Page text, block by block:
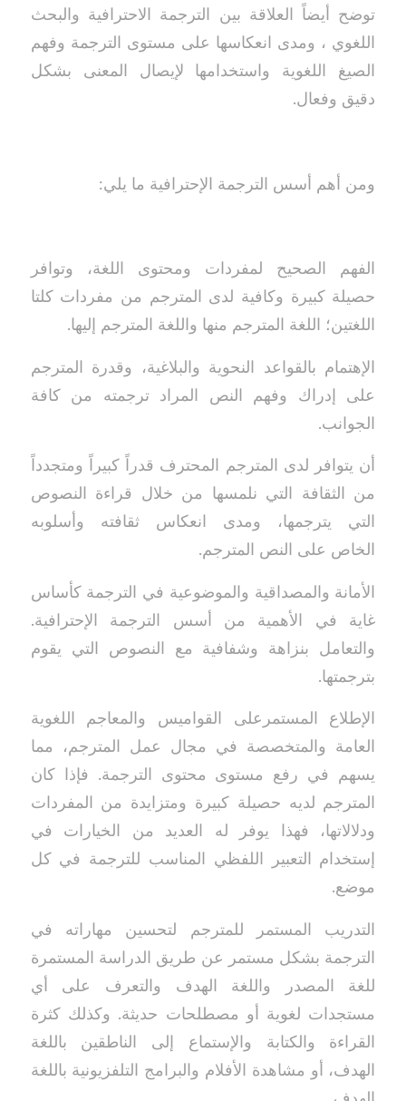
توضح أيضاً العلاقة بين الترجمة الاحترافية والبحث
اللغوي ، ومدى انعكاسها على مستوى الترجمة وفهم
الصيغ اللغوية واستخدامها لإيصال المعنى بشكل
دقيق وفعال.
ومن أهم أسس الترجمة الإحترافية ما يلي:
الفهم الصحيح لمفردات ومحتوى اللغة، وتوافر
حصيلة كبيرة وكافية لدى المترجم من مفردات كلتا
اللغتين؛ اللغة المترجم منها واللغة المترجم إليها.
الإهتمام بالقواعد النحوية والبلاغية، وقدرة المترجم
على إدراك وفهم النص المراد ترجمته من كافة
الجوانب.
أن يتوافر لدى المترجم المحترف قدراً كبيراً ومتجدداً
من الثقافة التي نلمسها من خلال قراءة النصوص
التي يترجمها، ومدى انعكاس ثقافته وأسلوبه
الخاص على النص المترجم.
الأمانة والمصداقية والموضوعية في الترجمة كأساس
غاية في الأهمية من أسس الترجمة الإحترافية.
والتعامل بنزاهة وشفافية مع النصوص التي يقوم
بترجمتها.
الإطلاع المستمرعلى القواميس والمعاجم اللغوية
العامة والمتخصصة في مجال عمل المترجم، مما
يسهم في رفع مستوى محتوى الترجمة. فإذا كان
المترجم لديه حصيلة كبيرة ومتزايدة من المفردات
ودلالاتها، فهذا يوفر له العديد من الخيارات في
إستخدام التعبير اللفظي المناسب للترجمة في كل
موضع.
التدريب المستمر للمترجم لتحسين مهاراته في
الترجمة بشكل مستمر عن طريق الدراسة المستمرة
للغة المصدر واللغة الهدف والتعرف على أي
مستجدات لغوية أو مصطلحات حديثة. وكذلك كثرة
القراءة والكتابة والإستماع إلى الناطقين باللغة
الهدف، أو مشاهدة الأفلام والبرامج التلفزيونية باللغة